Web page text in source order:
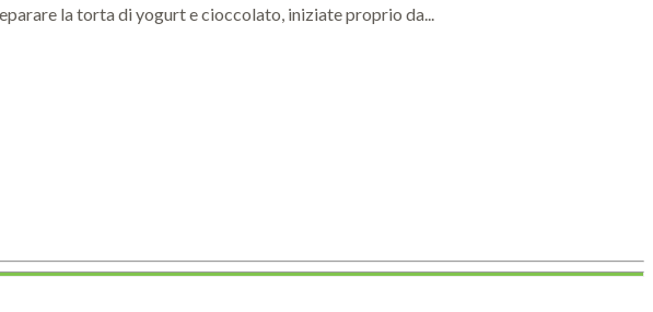
la torta di yogurt e cioccolato, iniziate proprio da...